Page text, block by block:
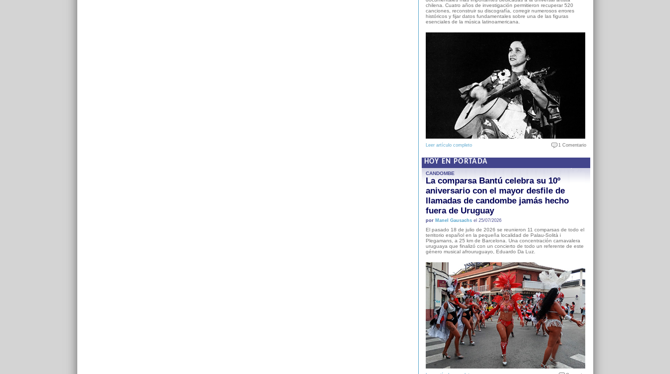
chilena. Cuatro años de investigación permitieron recuperar 520
canciones, reconstruir su discografía, corregir numerosos errores
históricos y fijar datos fundamentales sobre una de las figuras
esenciales de la música latinoamericana.
Leer artículo completo 1 Comentario
HOY EN PORTADA
CANDOMBE
La comparsa Bantú celebra su 10º
aniversario con el mayor desfile de
llamadas de candombe jamás hecho
fuera de Uruguay
por Manel Gausachsel 25/07/2026
El pasado 18 de julio de 2026 se reunieron 11 comparsas de todo el
territorio español en la pequeña localidad de Palau-Solità i
Plegamans, a 25 km de Barcelona. Una concentración carnavalera
uruguaya que finalizó con un concierto de todo un referente de este
género musical afrouruguayo, Eduardo Da Luz.